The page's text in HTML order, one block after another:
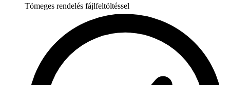
Tömeges rendelés fájlfeltöltéssel